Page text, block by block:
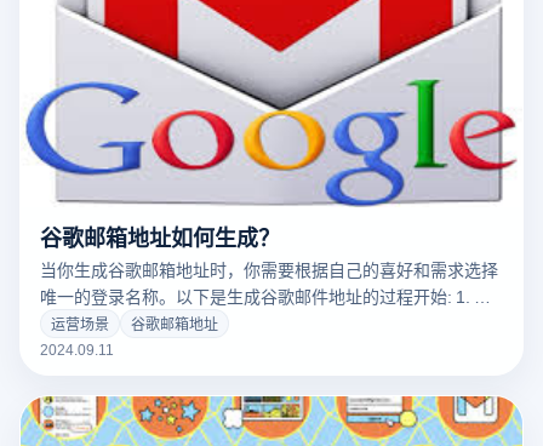
谷歌邮箱地址如何生成？
当你生成谷歌邮箱地址时，你需要根据自己的喜好和需求选择
唯一的登录名称。以下是生成谷歌邮件地址的过程开始: 1. 挑
选登录名 当你注册Gmail时，你会被要求选择一个唯一的登录
名称。它通常是你的名字或者你想用的别名。客户名称将作为
检查可用性 谷歌会自动检查你的输入登录名是否已经被其他用
户使用。如果登录名不能使用，可以尝试添加数字、下横线或
运营场景
谷歌邮箱地址
2024.09.11